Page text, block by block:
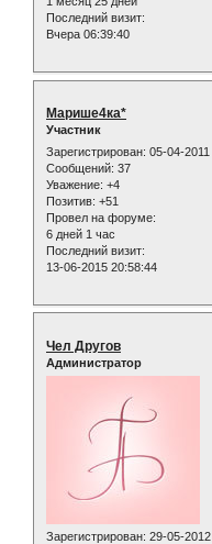
Последний визит:
Вчера 06:39:40
Марише4ка*
Участник
Зарегистрирован: 05-04-2011
Сообщений: 37
Уважение: +4
Позитив: +51
Провел на форуме:
6 дней 1 час
Последний визит:
13-06-2015 20:58:44
Чел Другов
Администратор
Зарегистрирован: 29-05-2012